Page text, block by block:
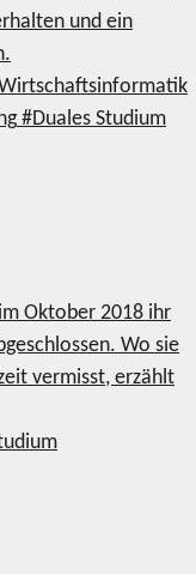
und ein
#Duales Studium
Oktober 2018 ihr
Wo sie
vermisst, erzählt